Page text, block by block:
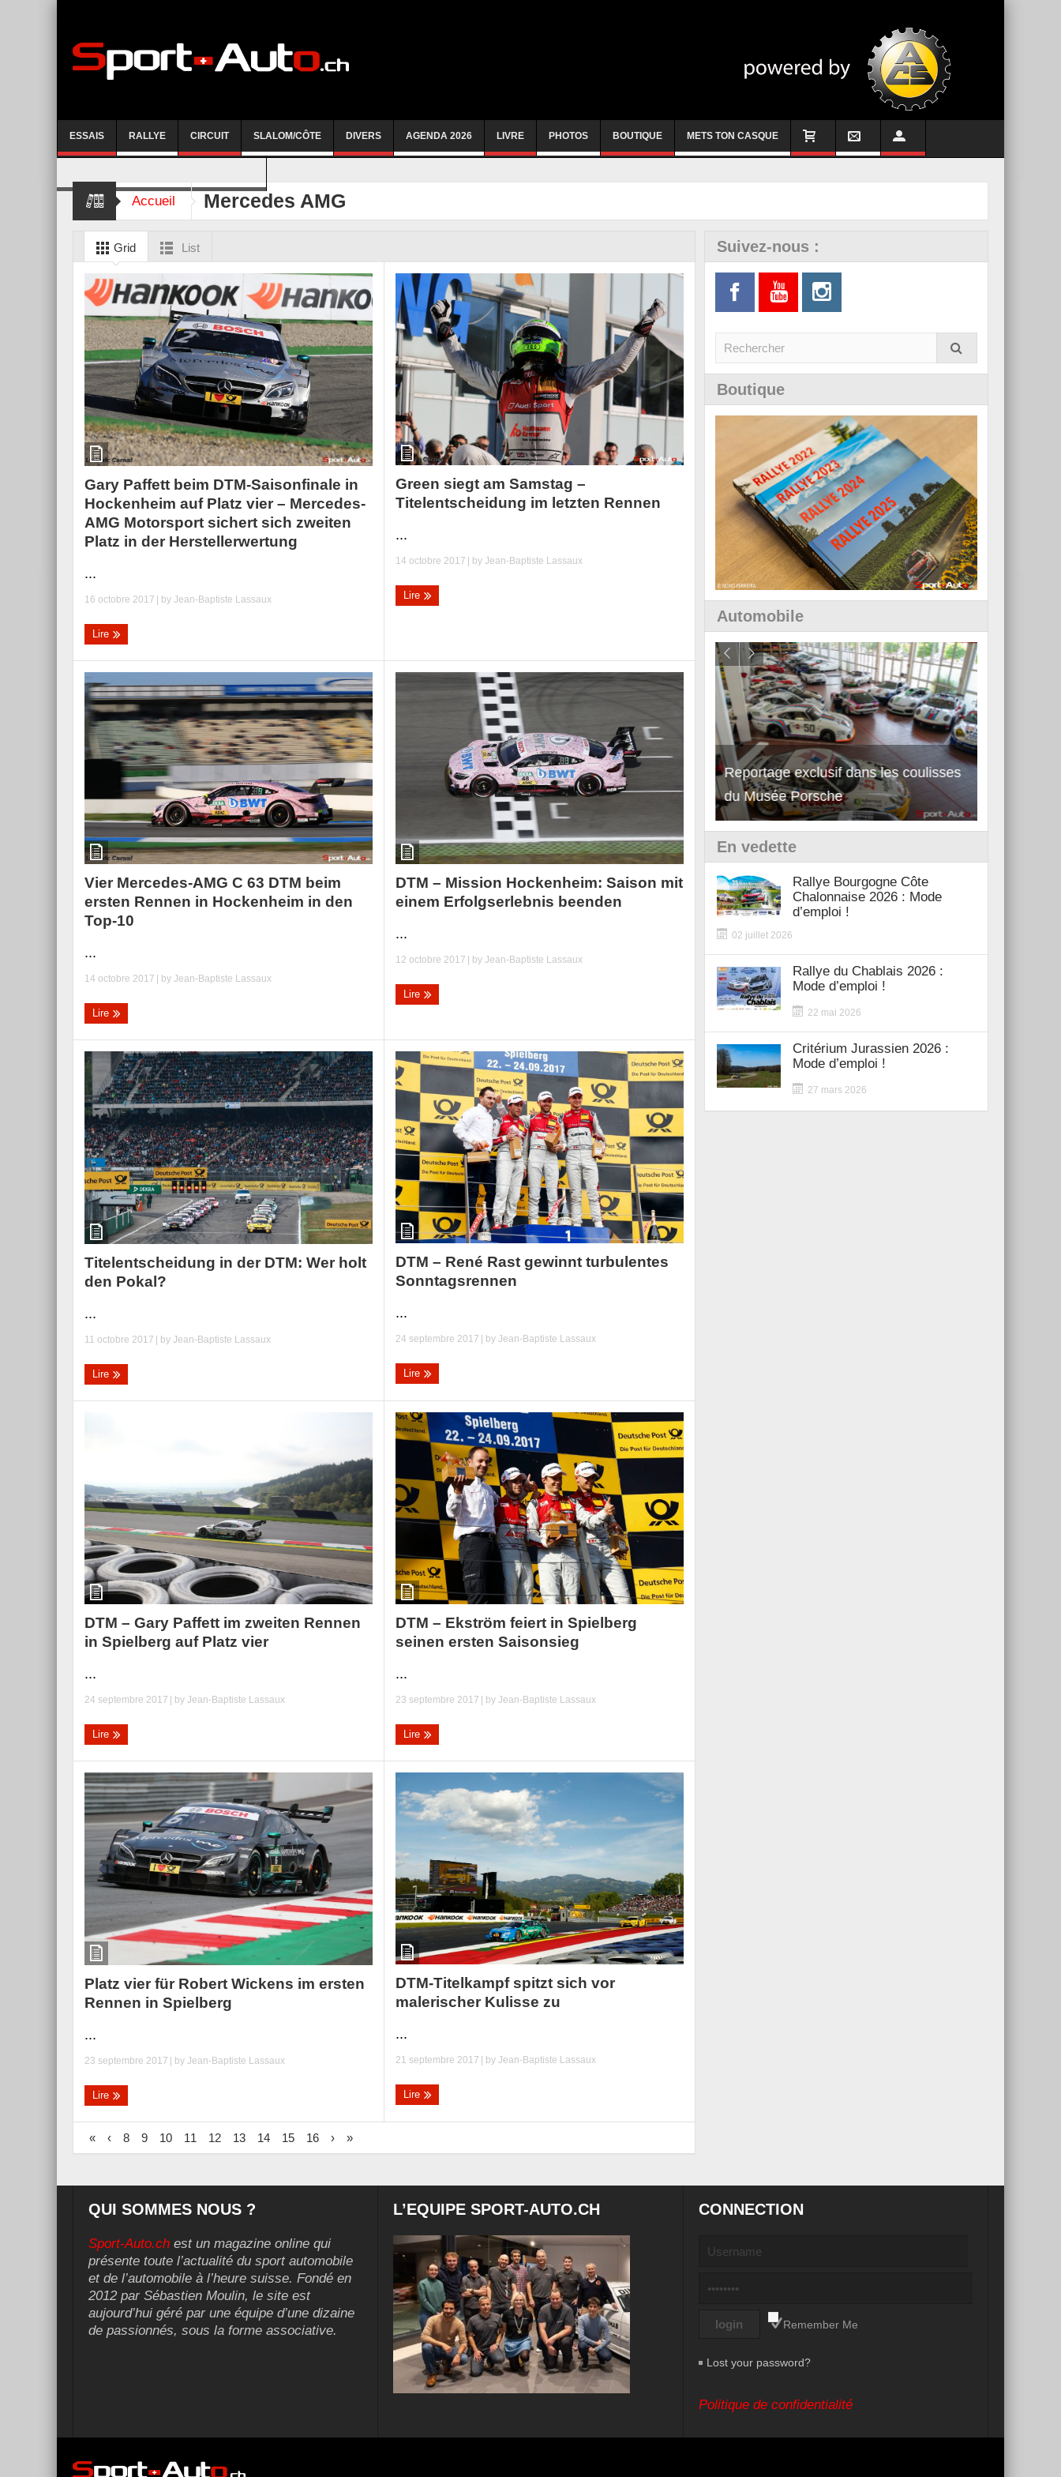
ESSAIS RALLYE CIRCUIT SLALOM/CÔTE DIVERS AGENDA 2026 LIVRE PHOTOS BOUTIQUE METS TON CASQUE
Accueil Mercedes AMG
Grid List
Gary Paffett beim DTM-Saisonfinale in
Hockenheim auf Platz vier – Mercedes-
AMG Motorsport sichert sich zweiten
Platz in der Herstellerwertung
...
16 octobre 2017 | by Jean-Baptiste Lassaux
Lire
Green siegt am Samstag –
Titelentscheidung im letzten Rennen
...
14 octobre 2017 | byJean-Baptiste Lassaux
Lire
Vier Mercedes-AMG C 63 DTM beim
ersten Rennen in Hockenheim in den
Top-10
...
14 octobre 2017 | by Jean-Baptiste Lassaux
Lire
DTM – Mission Hockenheim: Saison mit
einem Erfolgserlebnis beenden
...
12 octobre 2017 | byJean-Baptiste Lassaux
Lire
Titelentscheidung in der DTM: Wer holt
den Pokal?
...
11 octobre 2017 | by Jean-Baptiste Lassaux
Lire
DTM – René Rast gewinnt turbulentes
Sonntagsrennen
...
24 septembre 2017 | byJean-Baptiste Lassaux
Lire
DTM – Gary Paffett im zweiten Rennen
in Spielberg auf Platz vier
...
24 septembre 2017 | by Jean-Baptiste Lassaux
Lire
DTM – Ekström feiert in Spielberg
seinen ersten Saisonsieg
...
23 septembre 2017 | byJean-Baptiste Lassaux
Lire
Platz vier für Robert Wickens im ersten
Rennen in Spielberg
...
23 septembre 2017 | by Jean-Baptiste Lassaux
Lire
DTM-Titelkampf spitzt sich vor
malerischer Kulisse zu
...
21 septembre 2017 | byJean-Baptiste Lassaux
Lire
« ‹ 8 9 10 11 12 13 14 15 16 › »
Suivez-nous :
Boutique
Automobile
Essai – Morgan Supersport
Reportage exclusif dans les coulisses
du Musée Porsche
Découverte de la nouvelle Ferrari
12Cilindri Manuale
En vedette
Rallye Bourgogne Côte
Chalonnaise 2026 : Mode
d’emploi !
02 juillet 2026
Rallye du Chablais 2026 :
Mode d’emploi !
22 mai 2026
Critérium Jurassien 2026 :
Mode d’emploi !
27 mars 2026
QUI SOMMES NOUS ?
Sport-Auto.ch est un magazine online qui
présente toute l’actualité du sport automobile
et de l’automobile à l’heure suisse. Fondé en
2012 par Sébastien Moulin, le site est
aujourd’hui géré par une équipe d’une dizaine
de passionnés, sous la forme associative.
L’EQUIPE SPORT-AUTO.CH CONNECTION
Remember Me
Lost your password?
Politique de confidentialité